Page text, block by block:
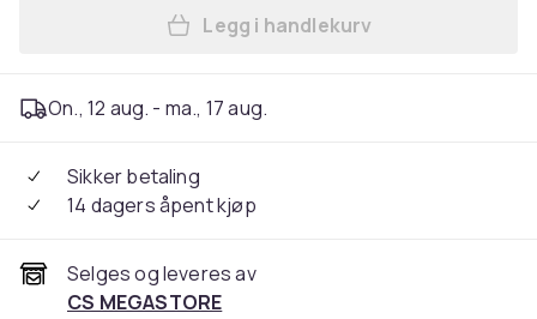
Legg Motorola RAZR 60
Legg i handlekurv
On., 12 aug. - ma., 17 aug.
Sikker betaling
14 dagers åpent kjøp
Selges og leveres av
CS MEGASTORE